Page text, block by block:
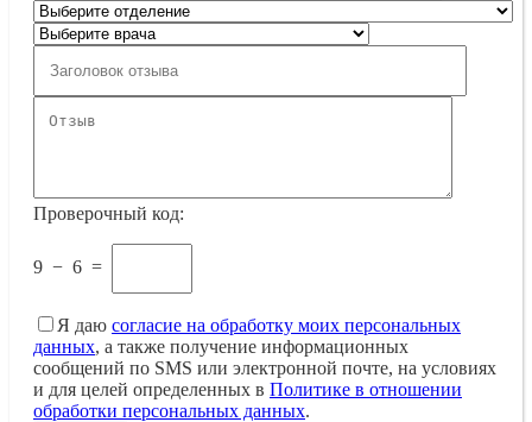
Проверочный код:
9 − 6 =
Я даю согласие на обработку моих персональных
данных, а также получение информационных
сообщений по SMS или электронной почте, на условиях
и для целей определенных в Политике в отношении
обработки персональных данных.